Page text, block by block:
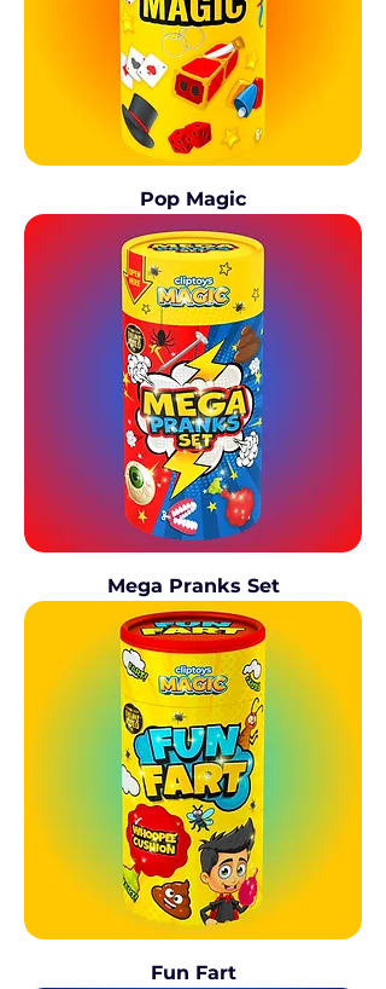
Pop Magic
Mega Pranks Set
Fun Fart